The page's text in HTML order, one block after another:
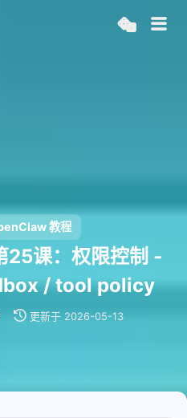
教程
课：权限控制 -
/ tool policy
更新于 2026-05-13